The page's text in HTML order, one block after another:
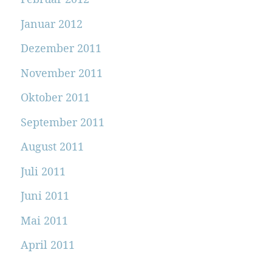
Januar 2012
Dezember 2011
November 2011
Oktober 2011
September 2011
August 2011
Juli 2011
Juni 2011
Mai 2011
April 2011